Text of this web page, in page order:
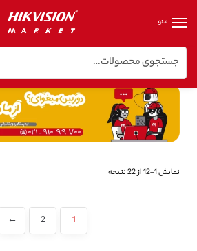
منو
خانه / دوربین مدار بسته تحت شبکه
نمایش 1–12 از 22 نتیجه
1
2
←